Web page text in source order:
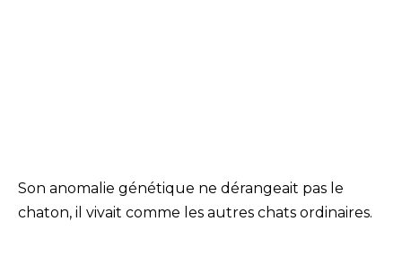
Son anomalie génétique ne dérangeait pas le
chaton, il vivait comme les autres chats ordinaires.